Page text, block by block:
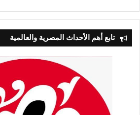
تابع أهم الأحداث المصرية والعالمية